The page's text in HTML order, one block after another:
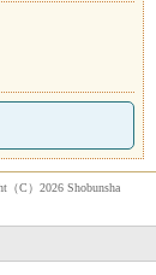
C）2026 Shobunsha